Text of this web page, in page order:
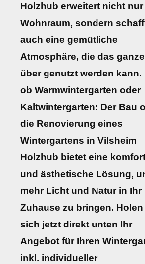
Holzhub erweitert nicht nur
Wohnraum, sondern
auch eine gemütliche
Atmosphäre, die das
über genutzt werden kann.
ob Warmwintergarten oder
Kaltwintergarten: Der Bau
die Renovierung eines
Wintergartens in Vilsheim
Holzhub bietet eine
und ästhetische Lösung,
mehr Licht und Natur in Ihr
Zuhause zu bringen. Holen
sich jetzt direkt unten Ihr
Angebot für Ihren
inkl. individueller